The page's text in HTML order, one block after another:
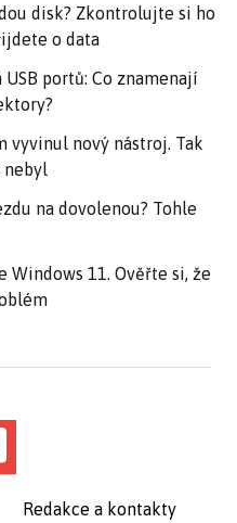
disk? Zkontrolujte si ho
o data
portů: Co znamenají
vyvinul nový nástroj. Tak
nebyl
na dovolenou? Tohle
11. Ověřte si, že
Redakce a kontakty